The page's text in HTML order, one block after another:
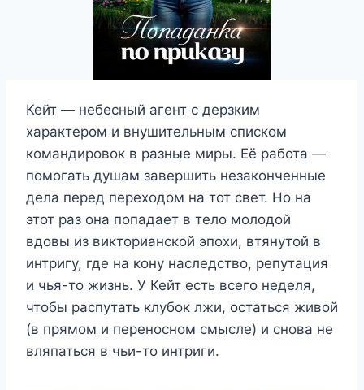
Кейт — небесный агент с дерзким
характером и внушительным списком
командировок в разные миры. Её работа —
помогать душам завершить незаконченные
дела перед переходом на тот свет. Но на
этот раз она попадает в тело молодой
вдовы из викторианской эпохи, втянутой в
интригу, где на кону наследство, репутация
и чья-то жизнь. У Кейт есть всего неделя,
чтобы распутать клубок лжи, остаться живой
(в прямом и переносном смысле) и снова не
вляпаться в чьи-то интриги.